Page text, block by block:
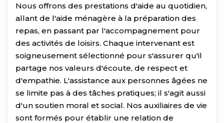
Nous offrons des prestations d'aide au quotidien,
allant de l'aide ménagère à la préparation des
repas, en passant par l'accompagnement pour
des activités de loisirs. Chaque intervenant est
soigneusement sélectionné pour s'assurer qu'il
partage nos valeurs d'écoute, de respect et
d'empathie. L'assistance aux personnes âgées ne
se limite pas à des tâches pratiques; il s'agit aussi
d'un soutien moral et social. Nos auxiliaires de vie
sont formés pour établir une relation de